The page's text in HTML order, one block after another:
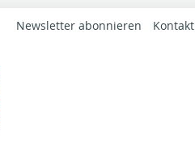
Newsletter abonnieren